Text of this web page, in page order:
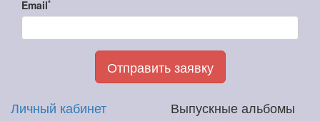
Email*
Отправить заявку
Личный кабинет Выпускные альбомы